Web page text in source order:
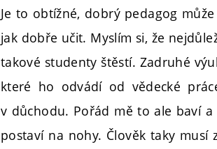
Je to obtížné, dobrý pedagog
jak dobře učit. Myslím si, že
takové studenty štěstí. Zadruhé
které ho odvádí od vědecké
v důchodu. Pořád mě to ale baví a
postaví na nohy. Člověk taky